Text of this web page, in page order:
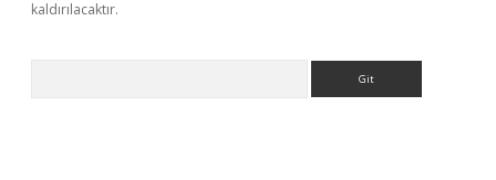
kaldırılacaktır.